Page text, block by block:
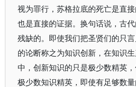
视为罪行，苏格拉底的死亡是直
也是直接的证据。换句话说，古
残缺的。即使我们把圣贤们的只
的论断称之为知识创新，在知识
中，创新知识的只是极少数精英
极少数知识精英，即使有足够数